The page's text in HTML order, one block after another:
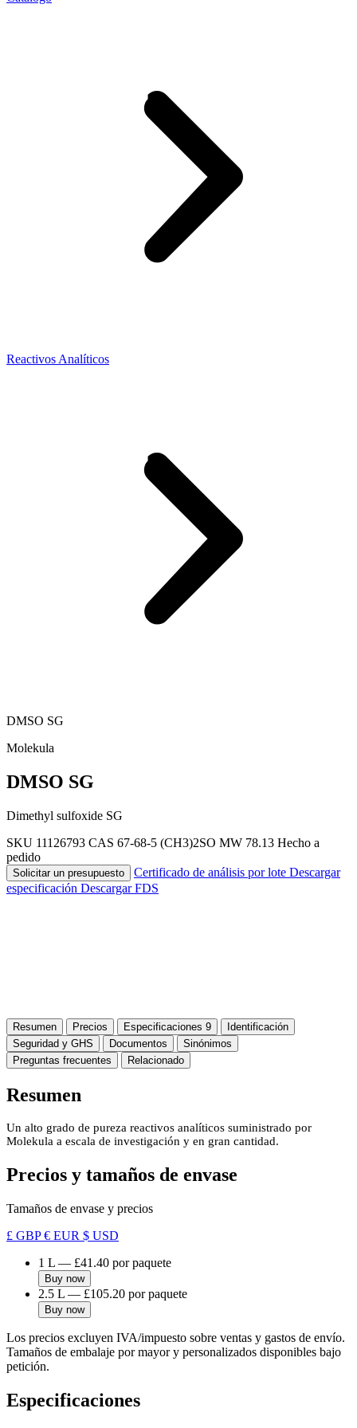
Reactivos Analíticos
DMSO SG
Molekula
DMSO SG
Dimethyl sulfoxide SG
SKU 11126793 CAS 67-68-5 (CH3)2SO MW 78.13 Hecho a
pedido
Solicitar un presupuesto Certificado de análisis por lote Descargar
especificación Descargar FDS
Resumen Precios Especificaciones 9
Identificación
Seguridad y GHS
Documentos
Sinónimos
Preguntas frecuentes
Relacionado
Resumen
Un alto grado de pureza reactivos analíticos suministrado por
Molekula a escala de investigación y en gran cantidad.
Precios y tamaños de envase
Tamaños de envase y precios
£ GBP€ EUR $ USD
1 L — £41.40 por paquete
Buy now
2.5 L — £105.20 por paquete
Buy now
Los precios excluyen IVA/impuesto sobre ventas y gastos de envío.
Tamaños de embalaje por mayor y personalizados disponibles bajo
petición.
Especificaciones